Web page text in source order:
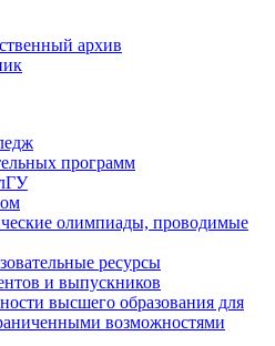
архив
программ
олимпиады, проводимые
ресурсы
и выпускников
высшего образования для
возможностями